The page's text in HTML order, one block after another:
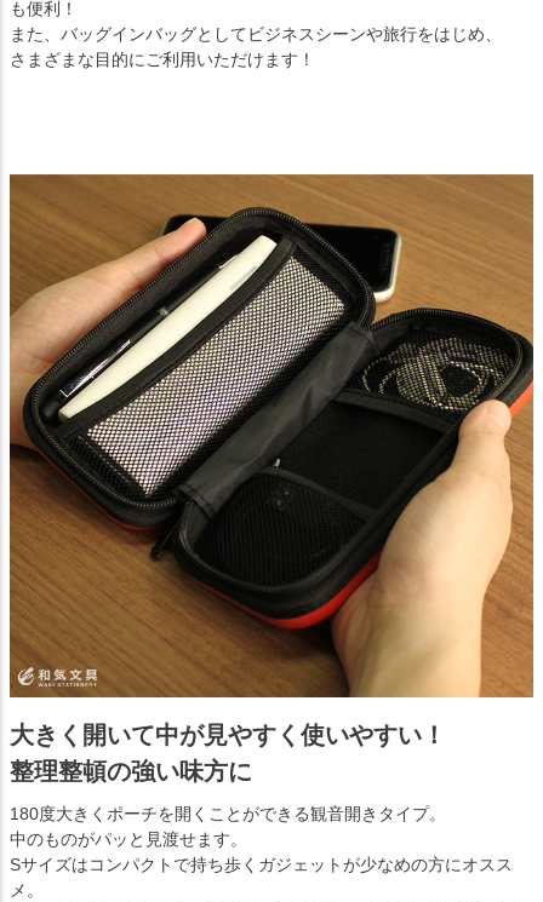
も便利！
また、バッグインバッグとしてビジネスシーンや旅行をはじめ、
さまざまな目的にご利用いただけます！
大きく開いて中が見やすく使いやすい！
整理整頓の強い味方に
180度大きくポーチを開くことができる観音開きタイプ。
中のものがパッと見渡せます。
Sサイズはコンパクトで持ち歩くガジェットが少なめの方にオスス
メ。